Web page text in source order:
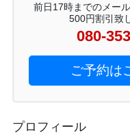
前日17時までのメー
500円割引致
080-
ご予約は
プロフィール